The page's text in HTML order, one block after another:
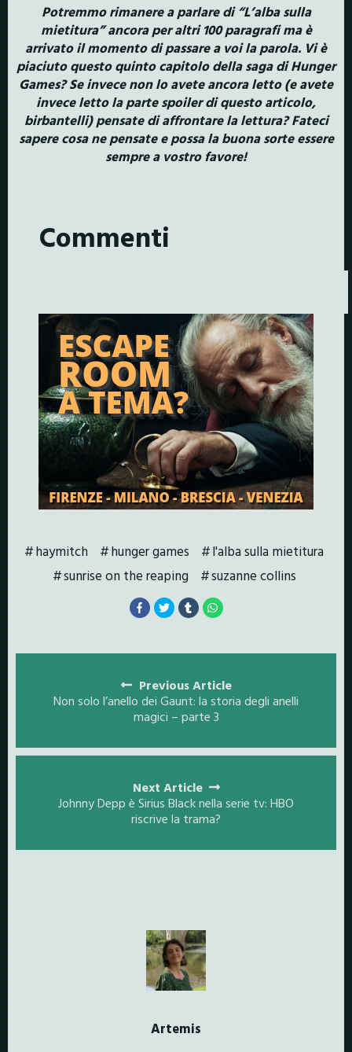
Potremmo rimanere a parlare di “L’alba sulla
mietitura” ancora per altri 100 paragrafi ma è
arrivato il momento di passare a voi la parola. Vi è
piaciuto questo quinto capitolo della saga di Hunger
Games? Se invece non lo avete ancora letto (e avete
invece letto la parte spoiler di questo articolo,
birbantelli) pensate di affrontare la lettura? Fateci
sapere cosa ne pensate e possa la buona sorte essere
sempre a vostro favore!
Commenti
haymitch hunger games
l'alba sulla mietitura
sunrise on the reaping
suzanne collins
navigation
Previous Article
Non solo l’anello dei Gaunt: la storia degli anelli
magici – parte 3
Next Article
Johnny Depp è Sirius Black nella serie tv: HBO
riscrive la trama?
Artemis